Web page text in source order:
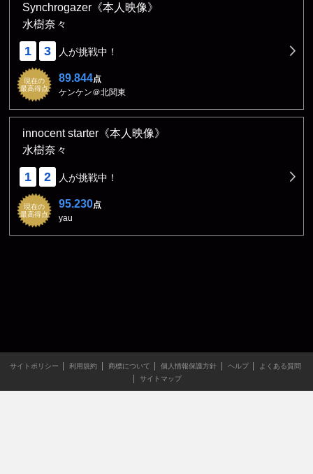
Synchrogazer《本人映像》
水樹奈々
1 3 人が挑戦中！
現在の
最高得点
89.844点
ケンケン＠北関東
innocent starter《本人映像》
水樹奈々
1 2 人が挑戦中！
現在の
最高得点
95.230点
yau
サイトポリシー 利用規約 商標について 個人情報保護方針 ヘルプ
よくある質問
サイトマップ